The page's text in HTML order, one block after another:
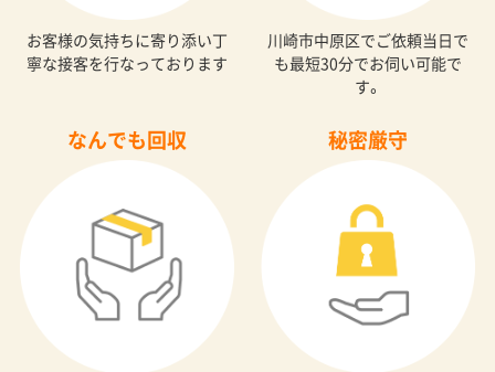
お客様の気持ちに寄り添い丁
寧な接客を行なっております
川崎市中原区でご依頼当日で
も最短30分でお伺い可能で
す。
なんでも回収 秘密厳守